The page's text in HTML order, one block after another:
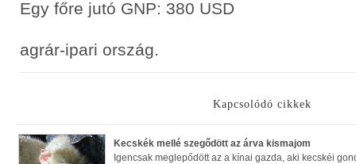
Egy főre jutó GNP: 380 USD
agrár-ipari ország.
Kapcsolódó cikkek
Kecskék mellé szegődött az árva kismajom
Igencsak meglepődött az a kínai gazda, aki kecskéi